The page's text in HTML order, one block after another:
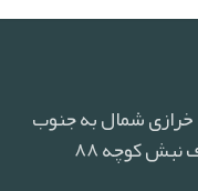
خرازی شمال به جنوب
کوچه ۸۸